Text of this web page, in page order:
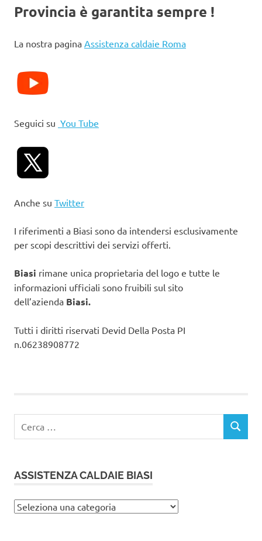
Provincia è garantita sempre !
La nostra pagina Assistenza caldaie Roma
Seguici su You Tube
Anche su Twitter
I riferimenti a Biasi sono da intendersi esclusivamente
per scopi descrittivi dei servizi offerti.
Biasi rimane unica proprietaria del logo e tutte le
informazioni ufficiali sono fruibili sul sito
dell’azienda Biasi.
Tutti i diritti riservati Devid Della Posta PI
n.06238908772
per:
CERCA
ASSISTENZA CALDAIE BIASI
Assistenza